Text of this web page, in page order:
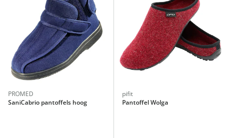
PROMED
SaniCabrio pantoffels hoog
pifit
Pantoffel Wolga